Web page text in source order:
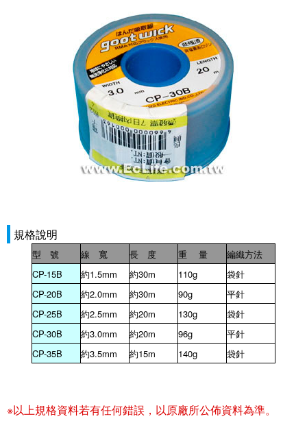
規格說明
型 號 線 寬 長 度 重 量
編織方法
CP-15B
約1.5mm 約30m 110g
袋針
CP-20B
約2.0mm 約30m 90g
平針
CP-25B
約2.5mm 約20m 130g
袋針
CP-30B
約3.0mm 約20m 96g
平針
CP-35B
約3.5mm 約15m 140g 袋針
※以上規格資料若有任何錯誤，以原廠所公佈資料為準。